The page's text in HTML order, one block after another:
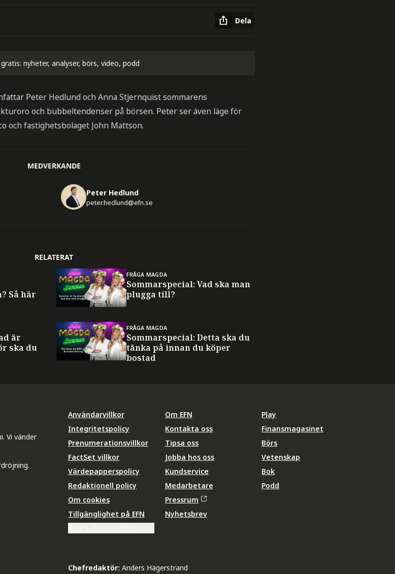
Dela
nyheter, analyser, börs, video, podd
Peter Hedlund och Anna Stjernquist sommarens
och bubbeltendenser på börsen. Peter ser även läge för
och fastighetsbolaget John Mattson.
MEDVERKANDE
Peter Hedlund
peter.hedlund@efn.se
RELATERAT
Så här
FRÅGA MAGDA
Sommarspecial: Vad ska man
plugga till?
är
ska du
FRÅGA MAGDA
Sommarspecial: Detta ska du
tänka på innan du köper
bostad
Vi vänder
Användarvillkor
Integritetspolicy
Prenumerationsvillkor
FactSet villkor
Värdepapperspolicy
Redaktionell policy
Om cookies
Tillgänglighet på EFN
Om EFN
Kontakta oss
Tipsa oss
Jobba hos oss
Kundservice
Medarbetare
Pressrum
Nyhetsbrev
Play
Finansmagasinet
Börs
Vetenskap
Bok
Podd
Chefredaktör: Anders Hägerstrand